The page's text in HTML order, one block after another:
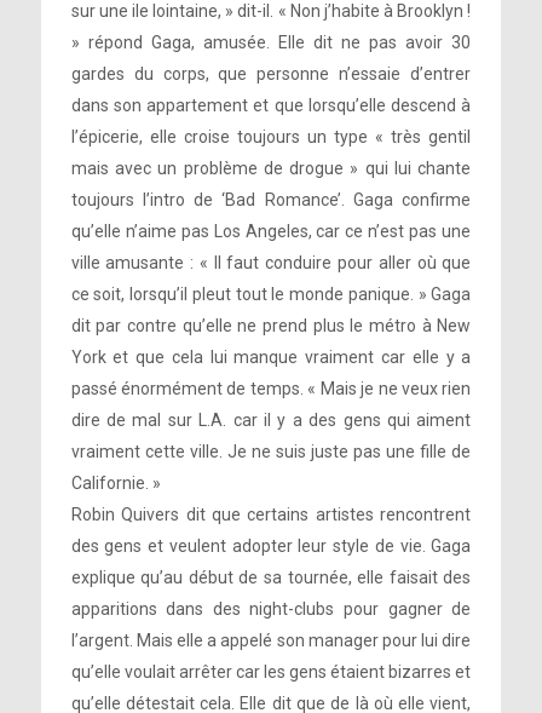
sur une ile lointaine, » dit-il. « Non j’habite à Brooklyn !
» répond Gaga, amusée. Elle dit ne pas avoir 30
gardes du corps, que personne n’essaie d’entrer
dans son appartement et que lorsqu’elle descend à
l’épicerie, elle croise toujours un type « très gentil
mais avec un problème de drogue » qui lui chante
toujours l’intro de ‘Bad Romance’. Gaga confirme
qu’elle n’aime pas Los Angeles, car ce n’est pas une
ville amusante : « Il faut conduire pour aller où que
ce soit, lorsqu’il pleut tout le monde panique. » Gaga
dit par contre qu’elle ne prend plus le métro à New
York et que cela lui manque vraiment car elle y a
passé énormément de temps. « Mais je ne veux rien
dire de mal sur L.A. car il y a des gens qui aiment
vraiment cette ville. Je ne suis juste pas une fille de
Californie. »
Robin Quivers dit que certains artistes rencontrent
des gens et veulent adopter leur style de vie. Gaga
explique qu’au début de sa tournée, elle faisait des
apparitions dans des night-clubs pour gagner de
l’argent. Mais elle a appelé son manager pour lui dire
qu’elle voulait arrêter car les gens étaient bizarres et
qu’elle détestait cela. Elle dit que de là où elle vient,